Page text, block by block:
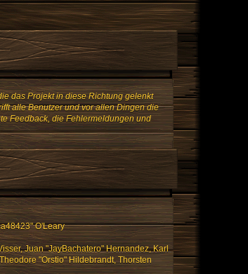
das Projekt in diese Richtung gelenkt
alle Benutzer und vor allen Dingen die
Feedback, die Fehlermeldungen und
O'Leary
Juan "JayBachatero" Hernandez, Karl
"Orstio" Hildebrandt, Thorsten